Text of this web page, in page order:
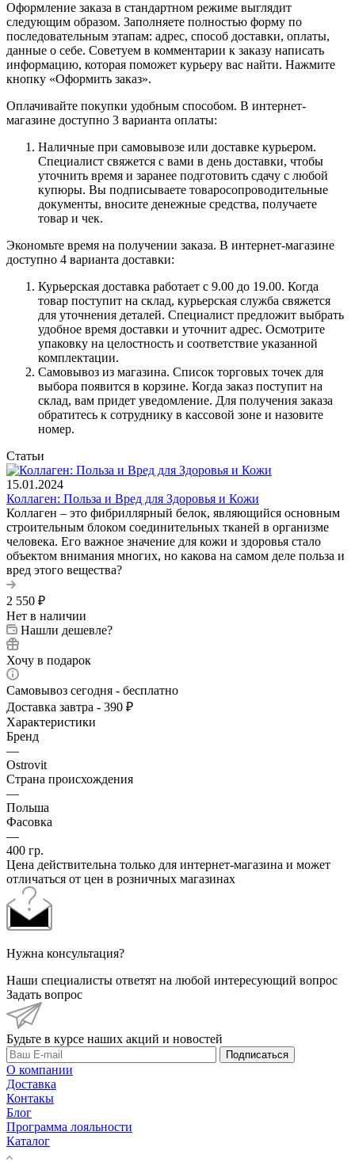
Оформление заказа в стандартном режиме выглядит
следующим образом. Заполняете полностью форму по
последовательным этапам: адрес, способ доставки, оплаты,
данные о себе. Советуем в комментарии к заказу написать
информацию, которая поможет курьеру вас найти. Нажмите
кнопку «Оформить заказ».
Оплачивайте покупки удобным способом. В интернет-
магазине доступно 3 варианта оплаты:
Наличные при самовывозе или доставке курьером.
Специалист свяжется с вами в день доставки, чтобы
уточнить время и заранее подготовить сдачу с любой
купюры. Вы подписываете товаросопроводительные
документы, вносите денежные средства, получаете
товар и чек.
Экономьте время на получении заказа. В интернет-магазине
доступно 4 варианта доставки:
Курьерская доставка работает с 9.00 до 19.00. Когда
товар поступит на склад, курьерская служба свяжется
для уточнения деталей. Специалист предложит выбрать
удобное время доставки и уточнит адрес. Осмотрите
упаковку на целостность и соответствие указанной
комплектации.
Самовывоз из магазина. Список торговых точек для
выбора появится в корзине. Когда заказ поступит на
склад, вам придет уведомление. Для получения заказа
обратитесь к сотруднику в кассовой зоне и назовите
номер.
Статьи
15.01.2024
Коллаген: Польза и Вред для Здоровья и Кожи
Коллаген – это фибриллярный белок, являющийся основным
строительным блоком соединительных тканей в организме
человека. Его важное значение для кожи и здоровья стало
объектом внимания многих, но какова на самом деле польза и
вред этого вещества?
2 550 ₽
Нет в наличии
Нашли дешевле?
Хочу в подарок
Самовывоз сегодня - бесплатно
Доставка завтра - 390 ₽
Характеристики
Бренд
—
Ostrovit
Страна происхождения
—
Польша
Фасовка
—
400 гр.
Цена действительна только для интернет-магазина и может
отличаться от цен в розничных магазинах
Нужна консультация?
Наши специалисты ответят на любой интересующий вопрос
Задать вопрос
Будьте в курсе наших акций и новостей
Подписаться
О компании
Доставка
Контакы
Блог
Программа лояльности
Каталог